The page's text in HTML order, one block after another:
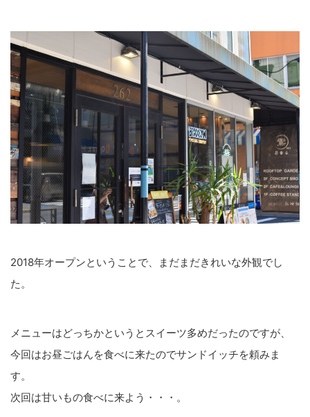
2018年オープンということで、まだまだきれいな外観でし
た。
メニューはどっちかというとスイーツ多めだったのですが、
今回はお昼ごはんを食べに来たのでサンドイッチを頼みま
す。
次回は甘いもの食べに来よう・・・。